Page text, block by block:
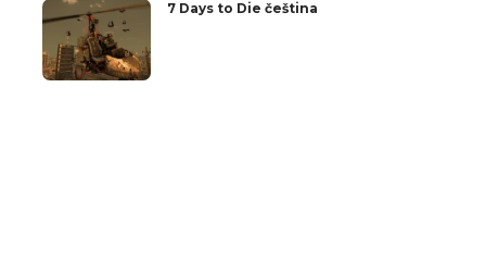
7 Days to Die čeština